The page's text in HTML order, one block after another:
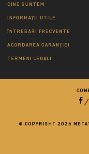
CINE SUNTEM
INFORMAȚII UTILE
ÎNTREBĂRI FRECVENTE
ACORDAREA GARANȚIEI
TERMENI LEGALI
/
© COPYRIGHT 2026